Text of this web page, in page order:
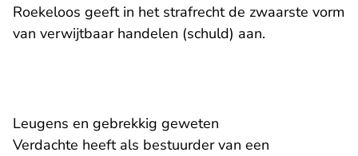
Roekeloos geeft in het strafrecht de zwaarste vorm
van verwijtbaar handelen (schuld) aan.
Leugens en gebrekkig geweten
Verdachte heeft als bestuurder van een